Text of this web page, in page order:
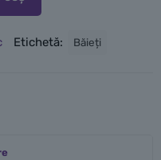
Etichetă: Băieți